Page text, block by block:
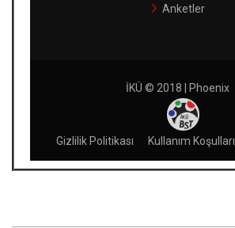
Anketler
İKÜ © 2018 | Phoenix
Gizlilik Politikası Kullanım Koşulları